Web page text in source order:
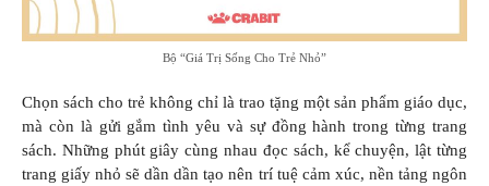
Bộ “Giá Trị Sống Cho Trẻ Nhỏ”
Chọn sách cho trẻ không chỉ là trao tặng một sản phẩm giáo dục,
mà còn là gửi gắm tình yêu và sự đồng hành trong từng trang
sách. Những phút giây cùng nhau đọc sách, kể chuyện, lật từng
trang giấy nhỏ sẽ dần dần tạo nên trí tuệ cảm xúc, nền tảng ngôn